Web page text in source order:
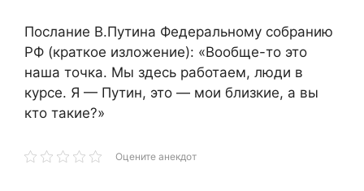
Послание В.Путина Федеральному собранию
РФ (краткое изложение): «Вообще-то это
наша точка. Мы здесь работаем, люди в
курсе. Я — Путин, это — мои близкие, а вы
кто такие?»
Оцените анекдот